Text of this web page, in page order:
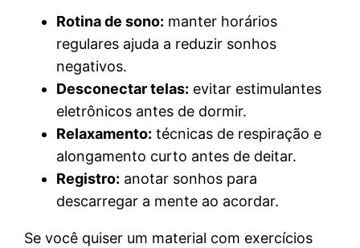
Rotina de sono: manter horários
regulares ajuda a reduzir sonhos
negativos.
Desconectar telas: evitar estimulantes
eletrônicos antes de dormir.
Relaxamento: técnicas de respiração e
alongamento curto antes de deitar.
Registro: anotar sonhos para
descarregar a mente ao acordar.
Se você quiser um material com exercícios